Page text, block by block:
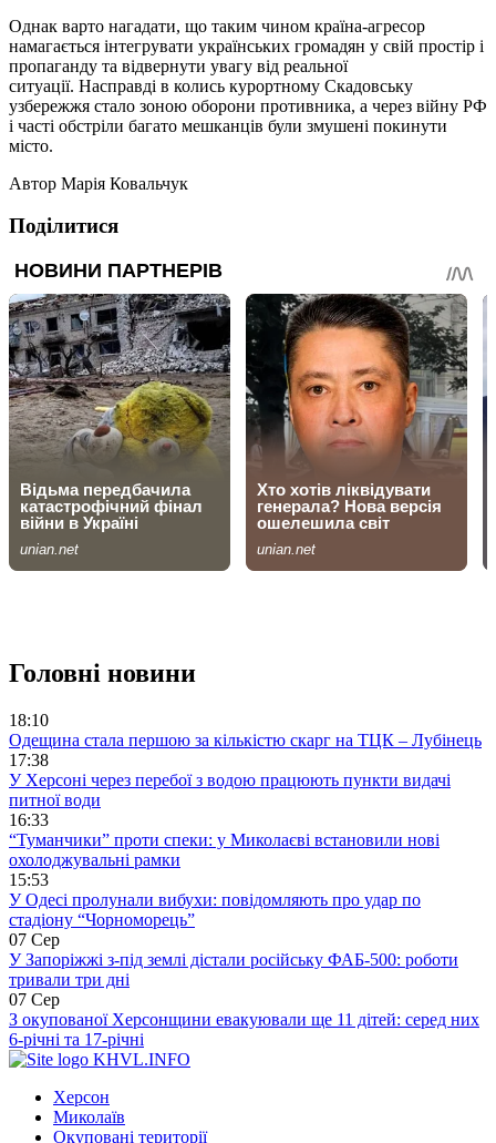
Однак варто нагадати, що таким чином країна-агресор
намагається інтегрувати українських громадян у свій простір і
пропаганду та відвернути увагу від реальної
ситуації. Насправді в колись курортному Скадовську
узбережжя стало зоною оборони противника, а через війну РФ
і часті обстріли багато мешканців були змушені покинути
місто.
Автор Марія Ковальчук
Поділитися
Головні новини
18:10
Одещина стала першою за кількістю скарг на ТЦК – Лубінець
17:38
У Херсоні через перебої з водою працюють пункти видачі
питної води
16:33
“Туманчики” проти спеки: у Миколаєві встановили нові
охолоджувальні рамки
15:53
У Одесі пролунали вибухи: повідомляють про удар по
стадіону “Чорноморець”
07 Сер
У Запоріжжі з-під землі дістали російську ФАБ-500: роботи
тривали три дні
07 Сер
З окупованої Херсонщини евакуювали ще 11 дітей: серед них
6-річні та 17-річні
KHVL.INFO
Херсон
Миколаїв
Окуповані території